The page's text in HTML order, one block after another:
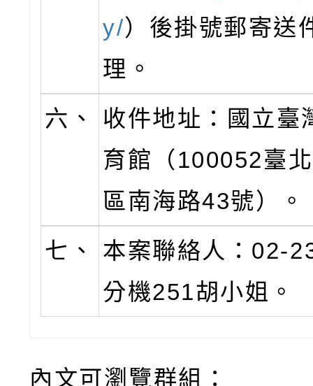
y/）後掛號郵寄送
理。
六、
收件地址：國立臺
育館（100052臺
區南海路43號）。
七、
本案聯絡人：02-
分機251胡小姐。
內文可瀏覽群組：